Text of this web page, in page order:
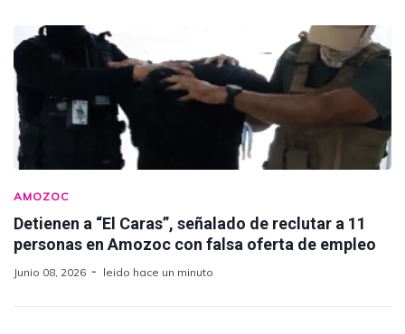
AMOZOC
Detienen a “El Caras”, señalado de reclutar a 11
personas en Amozoc con falsa oferta de empleo
Junio 08, 2026 leido hace un minuto